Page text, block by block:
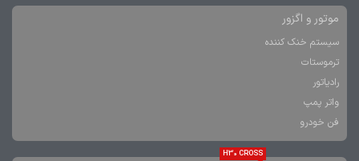
موتور و اگزور
سیستم خنک کننده
ترموستات
رادیاتور
واتر پمپ
فن خودرو
H30 CROSS